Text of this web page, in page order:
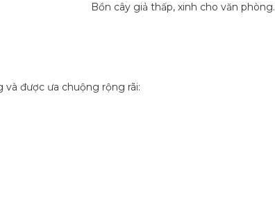
Bồn cây giả thấp, xinh cho văn phòng.
được ưa chuộng rộng rãi: